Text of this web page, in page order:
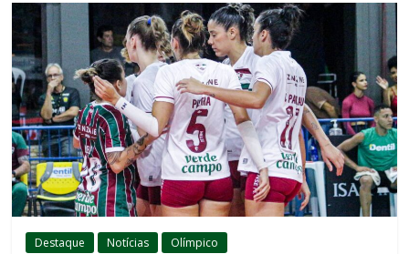
Destaque Notícias Olímpico